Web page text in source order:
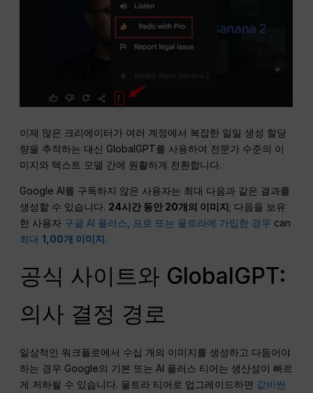
이제 많은 크리에이터가 여러 계정에서 복잡한 일일 생성 할당
량을 추적하는 대신 GlobalGPT를 사용하여 전문가 수준의 이
미지와 텍스트 모델 간에 원활하게 전환합니다.
Google AI를 구독하지 않은 사용자는 최대 다음과 같은 결과를
생성할 수 있습니다. 24시간 동안 20개의 이미지; 다음을 보유
한 사용자 구글 AI 플러스, 프로 또는 울트라에 가입한 경우 can
최대1,00개 이미지.
공식 사이트와 GlobalGPT:
의사 결정 경로
일상적인 워크플로에서 수십 개의 이미지를 생성하고 다듬어야
하는 경우 Google의 기본 또는 AI 플러스 티어는 생산성이 빠르
게 저하될 수 있습니다. 울트라 티어로 업그레이드하면 값비싼